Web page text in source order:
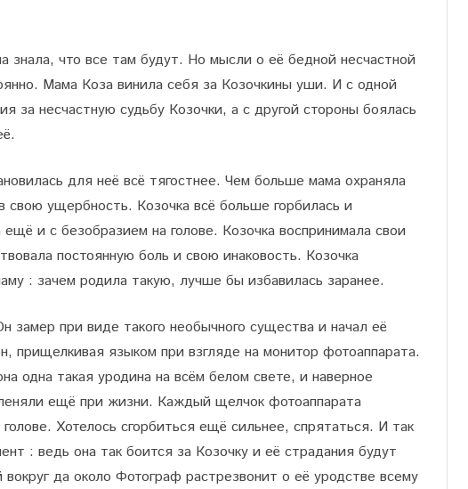
е
л
с
т
в
знала, что все там будут. Но мысли о её бедной несчастной
Мама Коза винила себя за Козочкины уши. И с одной
за несчастную судьбу Козочки, а с другой стороны боялась
для неё всё тягостнее. Чем больше мама охраняла
свою ущербность. Козочка всё больше горбилась и
и с безобразием на голове. Козочка воспринимала свои
постоянную боль и свою инаковость. Козочка
: зачем родила такую, лучше бы избавилась заранее.
при виде такого необычного существа и начал её
прищелкивая языком при взгляде на монитор фотоаппарата.
одна такая уродина на всём белом свете, и наверное
ещё при жизни. Каждый щелчок фотоаппарата
Хотелось сгорбиться ещё сильнее, спрятаться. И так
: ведь она так боится за Козочку и её страдания будут
да около Фотограф растрезвонит о её уродстве всему